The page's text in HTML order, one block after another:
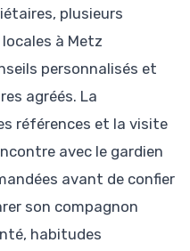
plusieurs
à Metz
personnalisés et
agréés. La
références et la visite
avec le gardien
avant de confier
son compagnon
habitudes